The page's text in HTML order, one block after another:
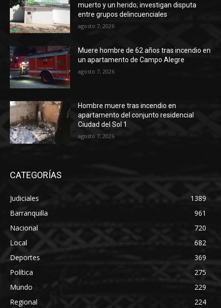
muerto y un herido; investigan disputa
entre grupos delincuenciales
agosto 7, 2026
Muere hombre de 62 años tras incendio en
un apartamento de Campo Alegre
agosto 7, 2026
Hombre muere tras incendio en
apartamento del conjunto residencial
Ciudad del Sol 1
agosto 7, 2026
CATEGORÍAS
Judiciales
1389
Barranquilla
961
Nacional
720
Local
682
Deportes
369
Política
275
Mundo
229
Regional
224